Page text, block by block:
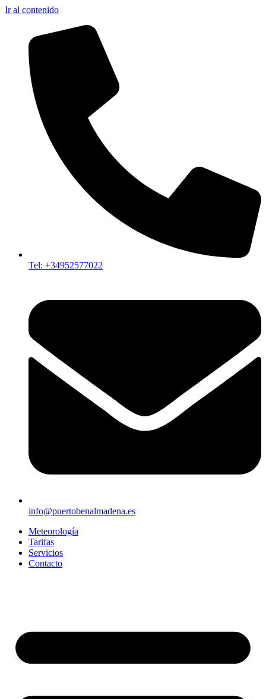
Ir al contenido
Tel: +34952577022
info@puertobenalmadena.es
Meteorología
Tarifas
Servicios
Contacto